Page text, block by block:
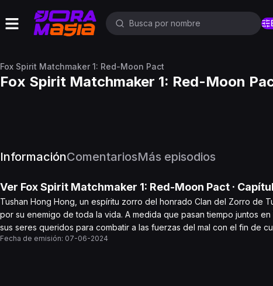
Fox Spirit Matchmaker 1: Red-Moon Pact
Fox Spirit Matchmaker 1: Red-Moon
InformaciónComentariosMás episodios
Ver Fox Spirit Matchmaker 1: Red-Moon Pact ·
Tushan Hong Hong, un espíritu zorro del honrado Clan del Zorro de
por su enemigo de toda la vida. A medida que pasan tiempo juntos
sus seres queridos para combatir a las fuerzas del mal con el fin de
Fecha de emisión: 07-06-2024